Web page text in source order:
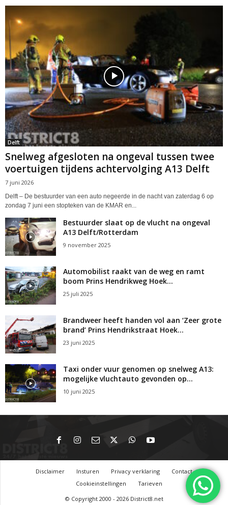
Delft
Snelweg afgesloten na ongeval tussen twee
voertuigen tijdens achtervolging A13 Delft
7 juni 2026
Delft – De bestuurder van een auto negeerde in de nacht van zaterdag 6 op
zondag 7 juni een stopteken van de KMAR en...
Bestuurder slaat op de vlucht na ongeval
A13 Delft/Rotterdam
9 november 2025
Automobilist raakt van de weg en ramt
boom Prins Hendrikweg Hoek...
25 juli 2025
Brandweer heeft handen vol aan ‘Zeer grote
brand’ Prins Hendrikstraat Hoek...
23 juni 2025
Taxi onder vuur genomen op snelweg A13:
mogelijke vluchtauto gevonden op...
10 juni 2025
Disclaimer Insturen Privacy verklaring
Contact
Cookieinstellingen
Tarieven
© Copyright 2000 - 2026 District8.net